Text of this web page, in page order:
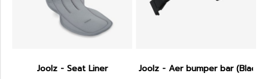
Joolz - Seat Liner
Joolz - Aer bumper bar (Black